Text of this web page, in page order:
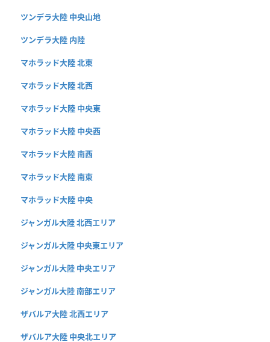
ツンデラ大陸 中央山地
ツンデラ大陸 内陸
マホラッド大陸 北東
マホラッド大陸 北西
マホラッド大陸 中央東
マホラッド大陸 中央西
マホラッド大陸 南西
マホラッド大陸 南東
マホラッド大陸 中央
ジャンガル大陸 北西エリア
ジャンガル大陸 中央東エリア
ジャンガル大陸 中央エリア
ジャンガル大陸 南部エリア
ザバルア大陸 北西エリア
ザバルア大陸 中央北エリア